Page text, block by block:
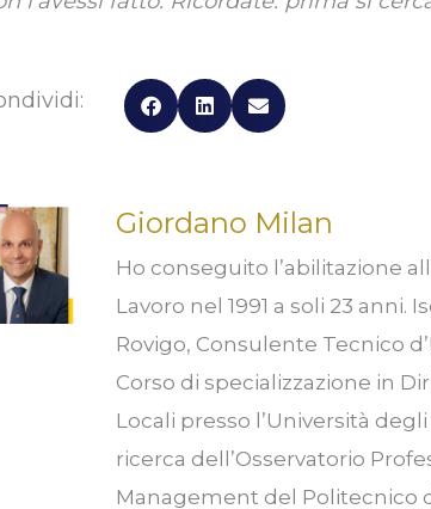
Giordano Milan
Ho conseguito l’abilitazione
Lavoro nel 1991 a soli 23
Rovigo, Consulente Tecnico
Corso di specializzazione in
Locali presso l’Università
ricerca dell’Osservatorio
Management del Politecnico